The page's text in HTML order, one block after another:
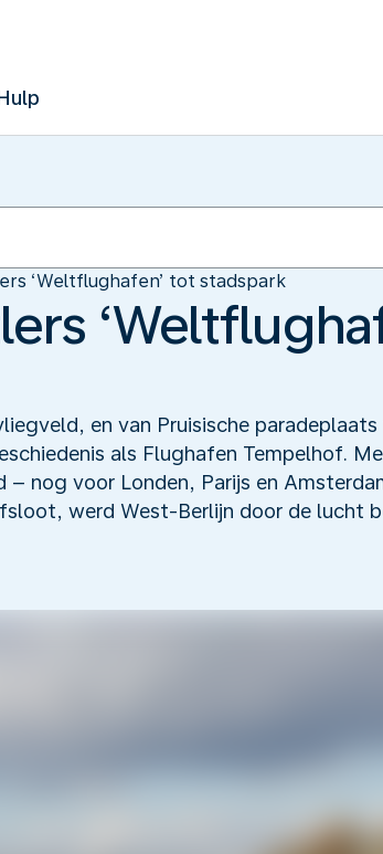
‘Weltflughafen’ tot stadspark
en van Pruisische
als Flughafen Tempelhof.
nog voor Londen, Parijs en
werd West-Berlijn door de lucht